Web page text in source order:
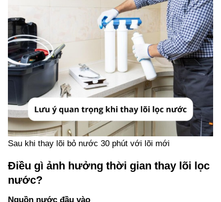
Sau khi thay lõi bỏ nước 30 phút với lõi mới
Điều gì ảnh hưởng thời gian thay lõi lọc
nước?
Nguồn nước đầu vào